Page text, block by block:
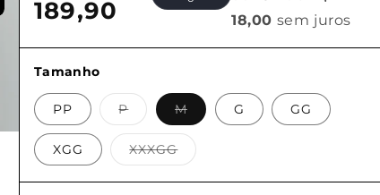
entrega a versatilidade que o seu ritmo
acompanha o movimento natural do corpo
em qualquer terreno.
189,90
18,00 sem juros
Tamanho
PP PVariante
esgotada
ou
indisponível
MVariante
esgotada
indisponível
G GG
XGG XXXGGVariante
esgotada
indisponível